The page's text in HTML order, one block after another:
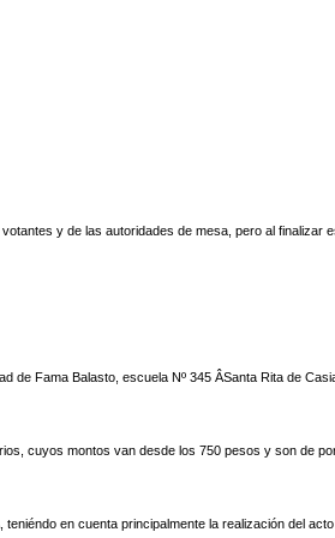
y de las autoridades de mesa, pero al
Balasto, escuela Nº 345 ÂSanta Rita de
cuyos montos van desde los 750 pesos y son
en cuenta principalmente la realización